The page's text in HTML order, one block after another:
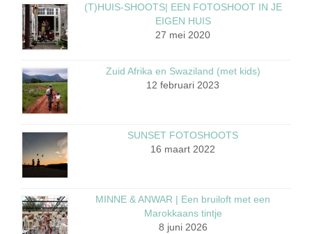
(T)HUIS-SHOOTS| EEN FOTOSHOOT IN JE
EIGEN HUIS
27 mei 2020
Zuid Afrika en Swaziland (met kids)
12 februari 2023
SUNSET FOTOSHOOTS
16 maart 2022
MINNE & ANWAR | Een bruiloft met een
Marokkaans tintje
8 juni 2026